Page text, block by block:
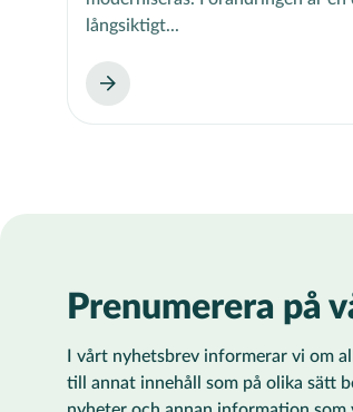
långsiktigt...
Prenumerera på
I vårt nyhetsbrev informerar vi om
till annat innehåll som på olika sätt